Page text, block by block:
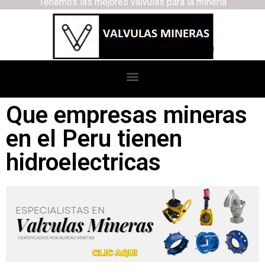
Que empresas mineras
en el Peru tienen
hidroelectricas